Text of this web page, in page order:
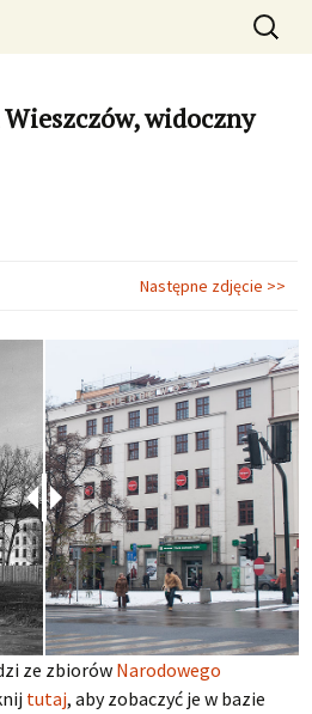
Krakowie –
zdjęcia
w czasie. Zdjęcia
zabytki, fotografie , foto
Szukaj:
widoczny
Następne zdjęcie >>
ze zbiorów Narodowego
tutaj, aby zobaczyć je w bazie